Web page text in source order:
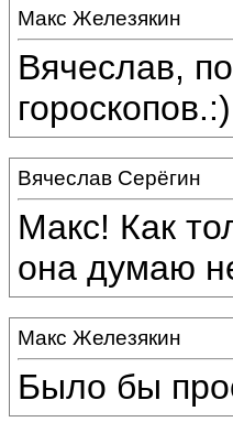
Макс Железякин
Вячеслав,
Вячеслав Серёгин
Макс! Как
она думаю
Макс Железякин
Было бы